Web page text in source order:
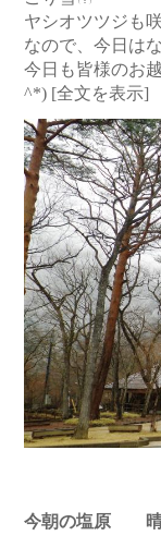
ヤシオツツジも
なので、今日は
今日も皆様のお
^*) [全文を表示]
今朝の塩原